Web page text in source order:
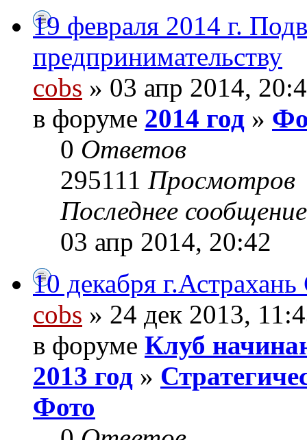
19 февраля 2014 г.
предпринимательству
cobs » 03 апр 2014,
в форуме 2014 год »
0 Ответов
295111 Просмотров
Последнее
03 апр 2014, 20:42
10 декабря
cobs » 24 дек 2013,
в форуме Клуб
2013 год »
Фото